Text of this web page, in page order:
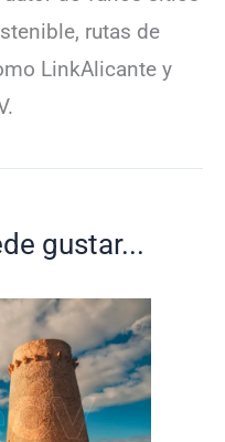
rutas de
LinkAlicante y
gustar...